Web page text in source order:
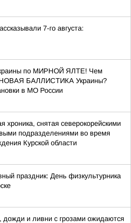
7-го августа:
по МИРНОЙ ЯЛТЕ! Чем
НОВАЯ БАЛЛИСТИКА Украины?
в МО России
хроника, снятая северокорейскими
подразделениями во время
Курской области
праздник: День физкультурника
дожди и ливни с грозами ожидаются